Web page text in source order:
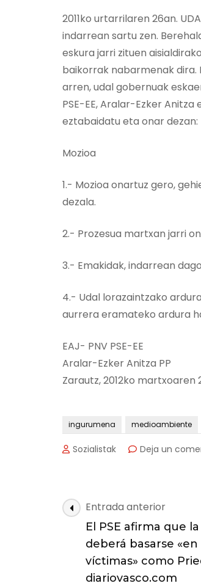
2011ko urtarrilaren 26an.
indarrean sartu zen.
eskura jarri zituen
baikorrak nabarmenak
arren, udal gobernuak
PSE-EE, Aralar-Ezker
eztabaidatu eta onar dezan:
Mozioa
1.- Mozioa onartuz gero,
dezala.
2.- Prozesua martxan jarri
3.- Emakidak, indarrean
4.- Udal lorazaintzako
aurrera eramateko ardura
EAJ- PNV PSE-EE
Aralar-Ezker Anitza PP
Zarautz, 2012ko martxoaren
ingurumena medioambiente
Sozialistak Deja un
Navegación
de
entradas
Entrada anterior
El PSE afirma que
deberá basarse
víctimas» como
diariovasco.com